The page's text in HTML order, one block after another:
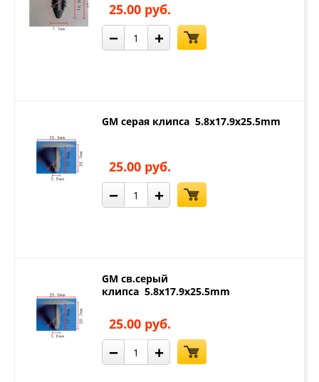
25.00 руб.
− +
GM серая клипса 5.8x17.9x25.5mm
25.00 руб.
− +
GM св.серый
клипса 5.8x17.9x25.5mm
25.00 руб.
− +